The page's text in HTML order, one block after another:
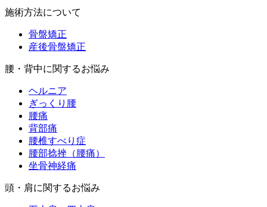
施術方法について
骨盤矯正
産後骨盤矯正
腰・背中に関するお悩み
ヘルニア
ぎっくり腰
腰痛
背部痛
腰椎すべり症
腰部捻挫（腰痛）
坐骨神経痛
頭・肩に関するお悩み